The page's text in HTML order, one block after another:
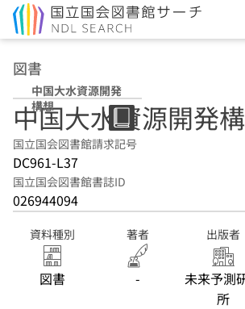
図書
中国大水資源開発
構想
中国大水資源開発
国立国会図書館請求記号
DC961-L37
国立国会図書館書誌ID
026944094
資料種別
図書
著者
-
出版者
未来予測
所